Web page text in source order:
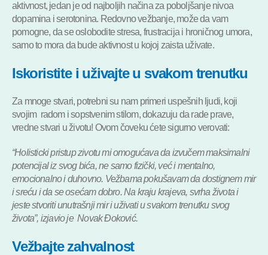
aktivnost, jedan je od najboljih načina za poboljšanje nivoa
dopamina i serotonina. Redovno vežbanje, može da vam
pomogne, da se oslobodite stresa, frustracija i hroničnog umora,
samo to mora da bude aktivnost u kojoj zaista uživate.
Iskoristite i uživajte u svakom trenutku
Za mnoge stvari, potrebni su nam primeri uspešnih ljudi, koji
svojim radom i sopstvenim stilom, dokazuju da rade prave,
vredne stvari u životu! Ovom čoveku ćete sigurno verovati:
“Holisticki pristup zivotu mi omogućava da izvučem maksimalni
potencijal iz svog bića, ne samo fizički, već i mentalno,
emocionalno i duhovno. Vežbama pokušavam da dostignem mir
i sreću i da se osećam dobro. Na kraju krajeva, svrha života i
jeste stvoriti unutrašnji mir i uživati u svakom trenutku svog
života”, izjavio je Novak Đoković.
Vežbajte zahvalnost